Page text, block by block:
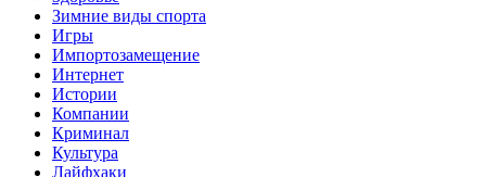
Зимние виды спорта
Игры
Импортозамещение
Интернет
Истории
Компании
Криминал
Культура
Лайфхаки